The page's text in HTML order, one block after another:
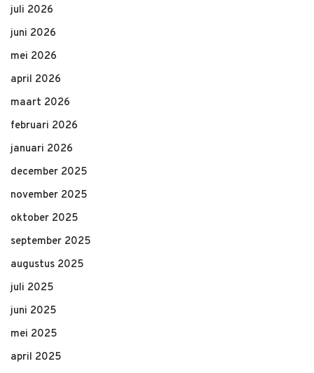
juli 2026
juni 2026
mei 2026
april 2026
maart 2026
februari 2026
januari 2026
december 2025
november 2025
oktober 2025
september 2025
augustus 2025
juli 2025
juni 2025
mei 2025
april 2025